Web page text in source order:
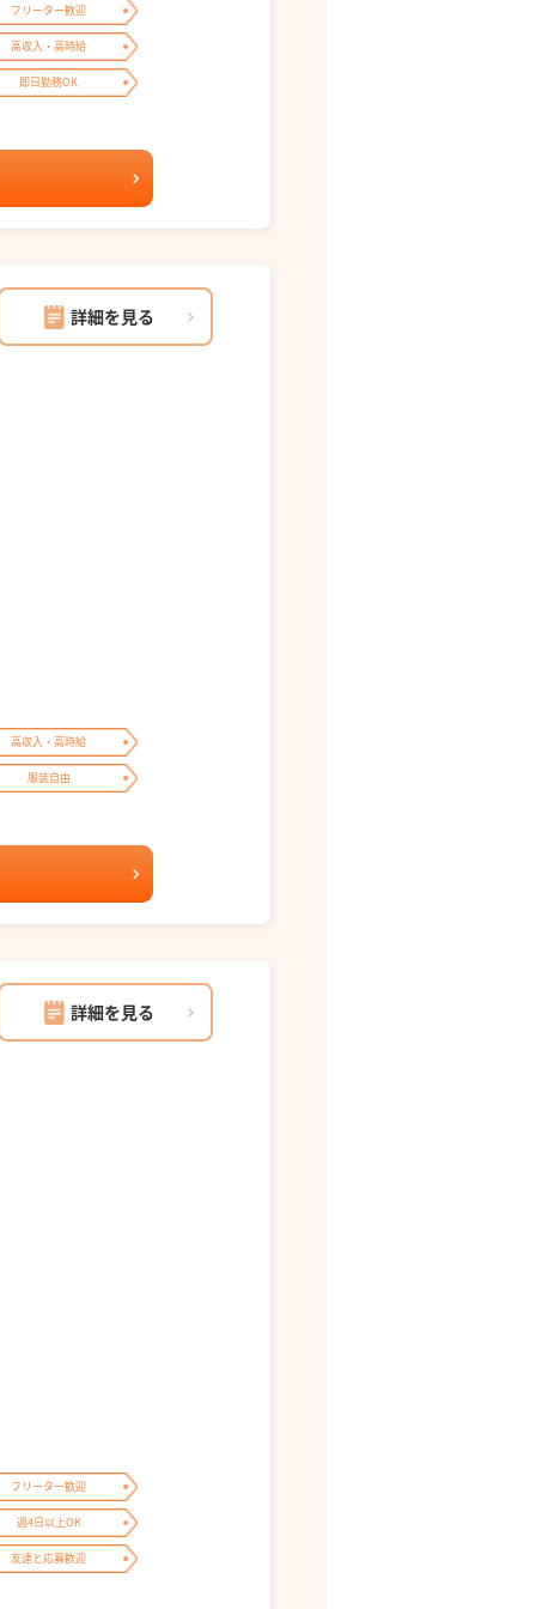
フリーター歓迎
高収入・高時給
即日勤務OK
詳細を見る
高収入・高時給
服装自由
詳細を見る
フリーター歓迎
週4日以上OK
友達と応募歓迎